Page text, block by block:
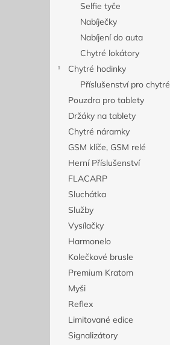
Selfie tyče
Nabíječky
Nabíjení do auta
Chytré lokátory
Chytré hodinky
Příslušenství pro
Pouzdra pro tablety
Držáky na tablety
Chytré náramky
GSM klíče, GSM relé
Herní Příslušenství
FLACARP
Sluchátka
Služby
Vysílačky
Harmonelo
Kolečkové brusle
Premium Kratom
Myši
Reflex
Limitované edice
Signalizátory